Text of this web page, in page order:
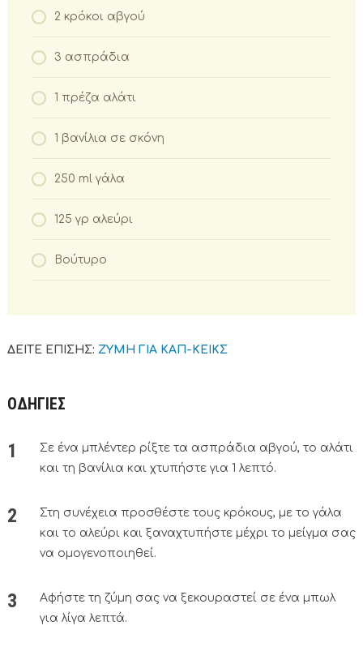
2 κρόκοι αβγού
3 ασπράδια
1 πρέζα αλάτι
1 βανίλια σε σκόνη
250 ml γάλα
125 γρ αλεύρι
Βούτυρο
ΔΕΙΤΕ ΕΠΙΣΗΣ: ΖΥΜΗ ΓΙΑ ΚΑΠ-ΚΕΙΚΣ
ΟΔΗΓΙΕΣ
Σε ένα μπλέντερ ρίξτε τα ασπράδια αβγού, το αλάτι
και τη βανίλια και χτυπήστε για 1 λεπτό.
Στη συνέχεια προσθέστε τους κρόκους, με το γάλα
και το αλεύρι και ξαναχτυπήστε μέχρι το μείγμα σας
να ομογενοποιηθεί.
Αφήστε τη ζύμη σας να ξεκουραστεί σε ένα μπωλ
για λίγα λεπτά.